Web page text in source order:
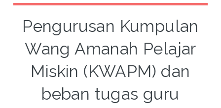
Pengurusan Kumpulan
Wang Amanah Pelajar
Miskin (KWAPM) dan
beban tugas guru